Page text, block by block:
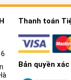
cấp cho bạn một
mình. Hãy tưởng
Thanh toán
Bản quyền